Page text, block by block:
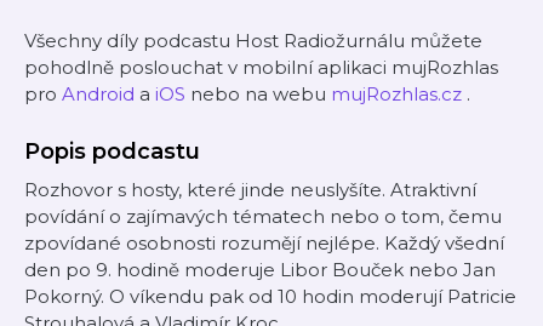
Všechny díly podcastu Host Radiožurnálu můžete
pohodlně poslouchat v mobilní aplikaci mujRozhlas
pro Android a iOS nebo na webu mujRozhlas.cz .
Popis podcastu
Rozhovor s hosty, které jinde neuslyšíte. Atraktivní
povídání o zajímavých tématech nebo o tom, čemu
zpovídané osobnosti rozumějí nejlépe. Každý všední
den po 9. hodině moderuje Libor Bouček nebo Jan
Pokorný. O víkendu pak od 10 hodin moderují Patricie